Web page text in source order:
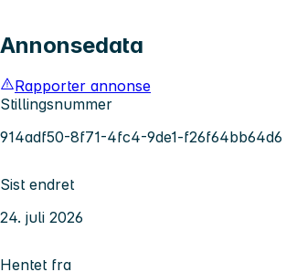
Annonsedata
Rapporter annonse
Stillingsnummer
914adf50-8f71-4fc4-9de1-f26f64bb64d6
Sist endret
24. juli 2026
Hentet fra